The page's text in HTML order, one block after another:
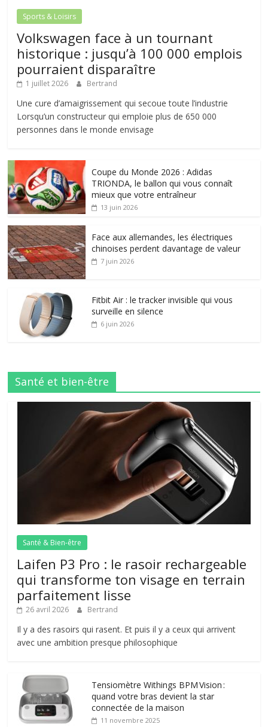
Sports & Loisirs
Volkswagen face à un tournant
historique : jusqu’à 100 000 emplois
pourraient disparaître
1 juillet 2026 Bertrand
Une cure d’amaigrissement qui secoue toute l’industrie
Lorsqu’un constructeur qui emploie plus de 650 000
personnes dans le monde envisage
Coupe du Monde 2026 : Adidas
TRIONDA, le ballon qui vous connaît
mieux que votre entraîneur
13 juin 2026
Face aux allemandes, les électriques
chinoises perdent davantage de valeur
7 juin 2026
Fitbit Air : le tracker invisible qui vous
surveille en silence
6 juin 2026
Santé et bien-être
Santé & Bien-être
Laifen P3 Pro : le rasoir rechargeable
qui transforme ton visage en terrain
parfaitement lisse
26 avril 2026 Bertrand
Il y a des rasoirs qui rasent. Et puis il y a ceux qui arrivent
avec une ambition presque philosophique
Tensiomètre Withings BPM Vision :
quand votre bras devient la star
connectée de la maison
11 novembre 2025